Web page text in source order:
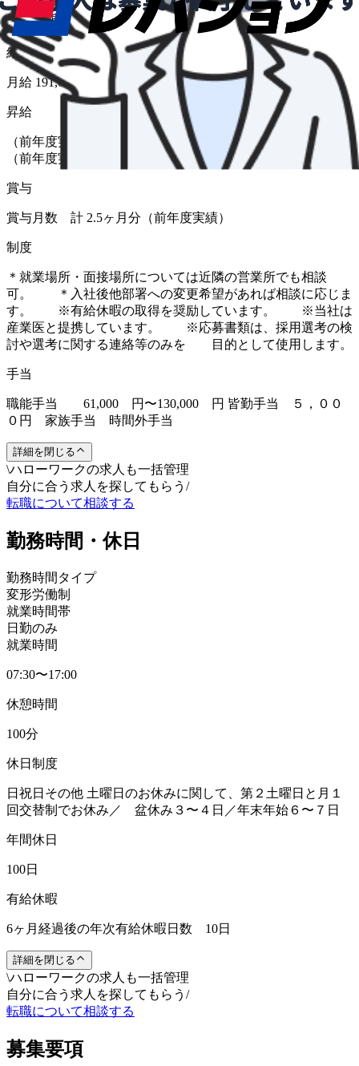
給与形態
月給
給与
月給 191,000円〜260,000円
昇給
（前年度実績 あり） 金額 1月あたり 2,000 円 〜 5,000 円
（前年度実績）
賞与
賞与月数 計 2.5ヶ月分（前年度実績）
制度
＊就業場所・面接場所については近隣の営業所でも相談
可。 ＊入社後他部署への変更希望があれば相談に応じま
す。 ※有給休暇の取得を奨励しています。 ※当社は
産業医と提携しています。 ※応募書類は、採用選考の検
討や選考に関する連絡等のみを 目的として使用します。
手当
職能手当 61,000 円〜130,000 円 皆勤手当 ５，００
０円 家族手当 時間外手当
詳細を閉じる
\ハローワークの求人も一括管理
自分に合う求人を探してもらう /
転職について相談する
勤務時間・休日
勤務時間タイプ
変形労働制
就業時間帯
日勤のみ
就業時間
07:30〜17:00
休憩時間
100分
休日制度
日祝日その他 土曜日のお休みに関して、第２土曜日と月１
回交替制でお休み／ 盆休み３〜４日／年末年始６〜７日
年間休日
100日
有給休暇
6ヶ月経過後の年次有給休暇日数 10日
詳細を閉じる
\ハローワークの求人も一括管理
自分に合う求人を探してもらう /
転職について相談する
募集要項